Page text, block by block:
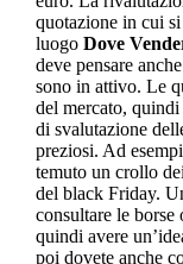
quotazione in cui
luogo Dove
deve pensare
sono in attivo. Le
del mercato,
di svalutazione
preziosi. Ad
temuto un crollo
del black Friday.
consultare le borse
quindi avere
poi dovete anche